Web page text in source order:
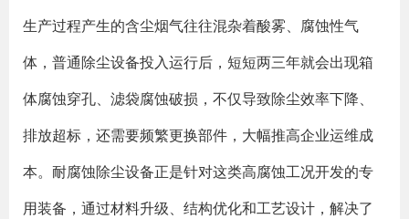
生产过程产生的含尘烟气往往混杂着酸雾、腐蚀性气
体，普通除尘设备投入运行后，短短两三年就会出现箱
体腐蚀穿孔、滤袋腐蚀破损，不仅导致除尘效率下降、
排放超标，还需要频繁更换部件，大幅推高企业运维成
本。耐腐蚀除尘设备正是针对这类高腐蚀工况开发的专
用装备，通过材料升级、结构优化和工艺设计，解决了